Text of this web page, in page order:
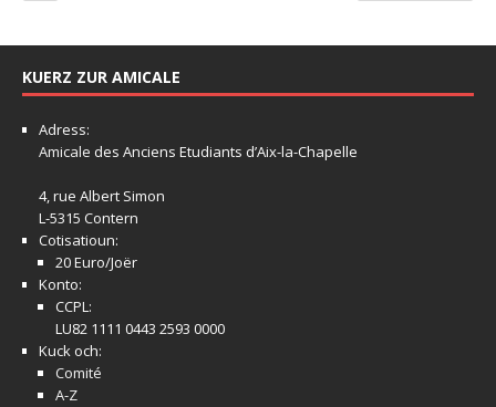
KUERZ ZUR AMICALE
Adress:
Amicale des Anciens Etudiants d’Aix-la-Chapelle
4, rue Albert Simon
L-5315 Contern
Cotisatioun:
20 Euro/Joër
Konto:
CCPL:
LU82 1111 0443 2593 0000
Kuck och:
Comité
A-Z